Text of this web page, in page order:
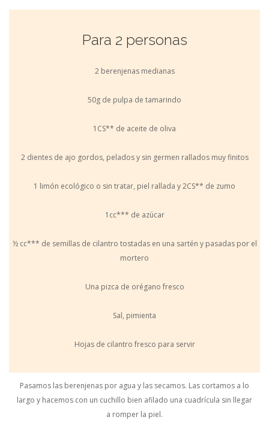
Para 2 personas
2 berenjenas medianas
50g de pulpa de tamarindo
1CS** de aceite de oliva
2 dientes de ajo gordos, pelados y sin germen rallados muy finitos
1 limón ecológico o sin tratar, piel rallada y 2CS** de zumo
1cc*** de azúcar
½ cc*** de semillas de cilantro tostadas en una sartén y pasadas por el
mortero
Una pizca de orégano fresco
Sal, pimienta
Hojas de cilantro fresco para servir
Pasamos las berenjenas por agua y las secamos. Las cortamos a lo
largo y hacemos con un cuchillo bien afilado una cuadrícula sin llegar
a romper la piel.